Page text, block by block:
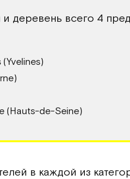
деревень всего 4
(Hauts-de-Seine)
в каждой из